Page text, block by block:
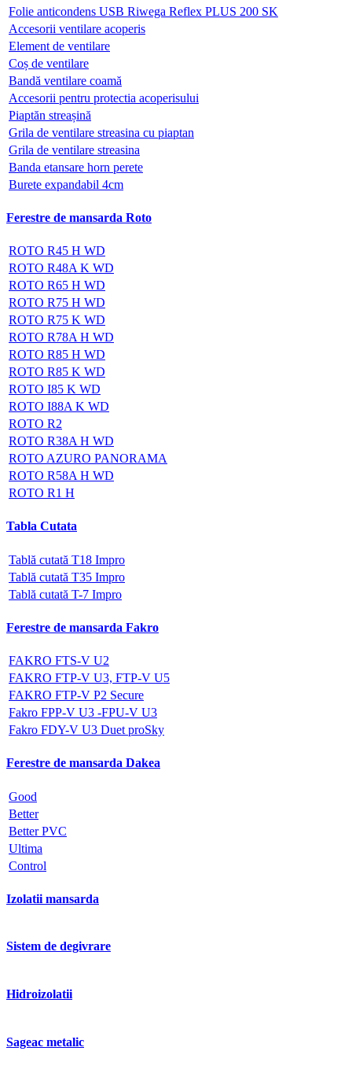
Folie anticondens USB Riwega Reflex PLUS 200 SK
Accesorii ventilare acoperis
Element de ventilare
Coș de ventilare
Bandă ventilare coamă
Accesorii pentru protectia acoperisului
Piaptăn streașină
Grila de ventilare streasina cu piaptan
Grila de ventilare streasina
Banda etansare horn perete
Burete expandabil 4cm
Ferestre de mansarda Roto
ROTO R45 H WD
ROTO R48A K WD
ROTO R65 H WD
ROTO R75 H WD
ROTO R75 K WD
ROTO R78A H WD
ROTO R85 H WD
ROTO R85 K WD
ROTO I85 K WD
ROTO I88A K WD
ROTO R2
ROTO R38A H WD
ROTO AZURO PANORAMA
ROTO R58A H WD
ROTO R1 H
Tabla Cutata
Tablă cutată T18 Impro
Tablă cutată T35 Impro
Tablă cutată T-7 Impro
Ferestre de mansarda Fakro
FAKRO FTS-V U2
FAKRO FTP-V U3, FTP-V U5
FAKRO FTP-V P2 Secure
Fakro FPP-V U3 -FPU-V U3
Fakro FDY-V U3 Duet proSky
Ferestre de mansarda Dakea
Good
Better
Better PVC
Ultima
Control
Izolatii mansarda
Sistem de degivrare
Hidroizolatii
Sageac metalic